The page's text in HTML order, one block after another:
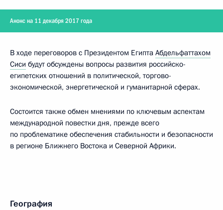
Анонс на 11 декабря 2017 года
В ходе переговоров с Президентом Египта Абдельфаттахом
Сиси будут обсуждены вопросы развития российско-
египетских отношений в политической, торгово-
экономической, энергетической и гуманитарной сферах.
Состоится также обмен мнениями по ключевым аспектам
международной повестки дня, прежде всего
по проблематике обеспечения стабильности и безопасности
в регионе Ближнего Востока и Северной Африки.
География